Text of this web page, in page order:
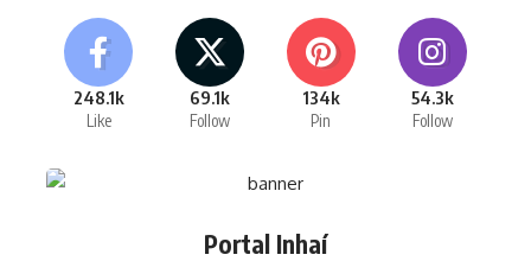
248.1k
Like
69.1k
Follow
134k
Pin
54.3k
Follow
Portal Inhaí